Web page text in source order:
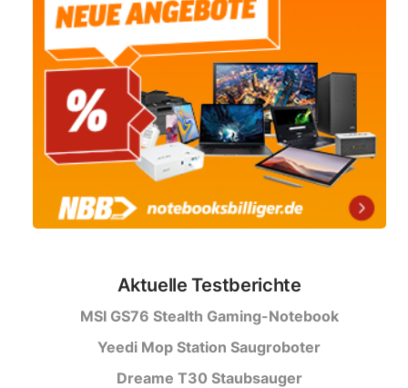
Aktuelle Testberichte
MSI GS76 Stealth Gaming-Notebook
Yeedi Mop Station Saugroboter
Dreame T30 Staubsauger